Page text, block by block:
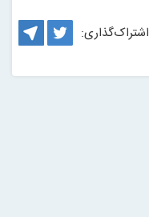
اشتراک‌گذاری: